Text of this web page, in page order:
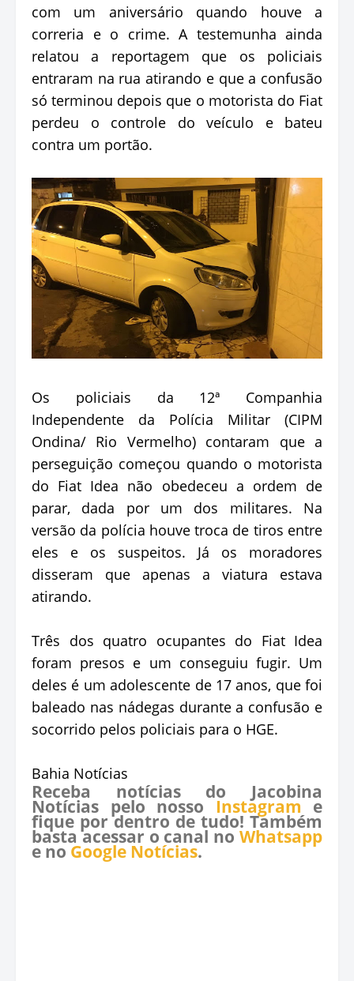
com um aniversário quando houve a
correria e o crime. A testemunha ainda
relatou a reportagem que os policiais
entraram na rua atirando e que a confusão
só terminou depois que o motorista do Fiat
perdeu o controle do veículo e bateu
contra um portão.
Os policiais da 12ª Companhia
Independente da Polícia Militar (CIPM
Ondina/ Rio Vermelho) contaram que a
perseguição começou quando o motorista
do Fiat Idea não obedeceu a ordem de
parar, dada por um dos militares. Na
versão da polícia houve troca de tiros entre
eles e os suspeitos. Já os moradores
disseram que apenas a viatura estava
atirando.
Três dos quatro ocupantes do Fiat Idea
foram presos e um conseguiu fugir. Um
deles é um adolescente de 17 anos, que foi
baleado nas nádegas durante a confusão e
socorrido pelos policiais para o HGE.
Bahia Notícias
Receba notícias do Jacobina
Notícias pelo nosso Instagram e
fique por dentro de tudo! Também
basta acessar o canal no Whatsapp
e no Google Notícias.